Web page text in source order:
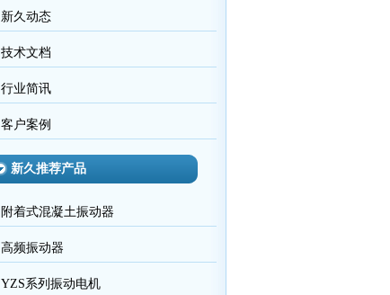
新久动态
技术文档
行业简讯
客户案例
新久推荐产品
附着式混凝土振动器
高频振动器
YZS系列振动电机